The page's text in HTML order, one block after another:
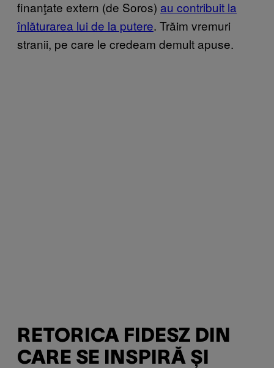
finanţate extern (de Soros) au contribuit la
înlăturarea lui de la putere. Trăim vremuri
stranii, pe care le credeam demult apuse.
RETORICA FIDESZ DIN
CARE SE INSPIRĂ ȘI